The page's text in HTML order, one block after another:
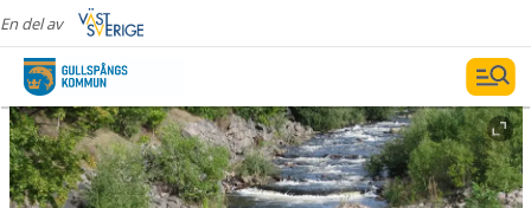
En del av